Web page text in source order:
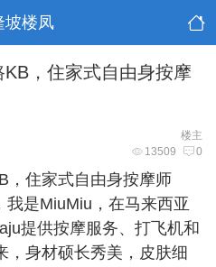
坡楼凤
，住家式自由身按摩
楼主
13509 0
，住家式自由身按摩师
是MiuMiu，在马来西亚
提供按摩服务、打飞机和
，身材硕长秀美，皮肤细